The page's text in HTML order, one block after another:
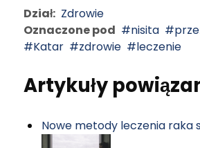
Dział: Zdrowie
Oznaczone pod
nisita
Katar
zdrowie leczenie
Artykuły
Nowe metody leczenia raka